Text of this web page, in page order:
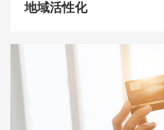
地域活性化